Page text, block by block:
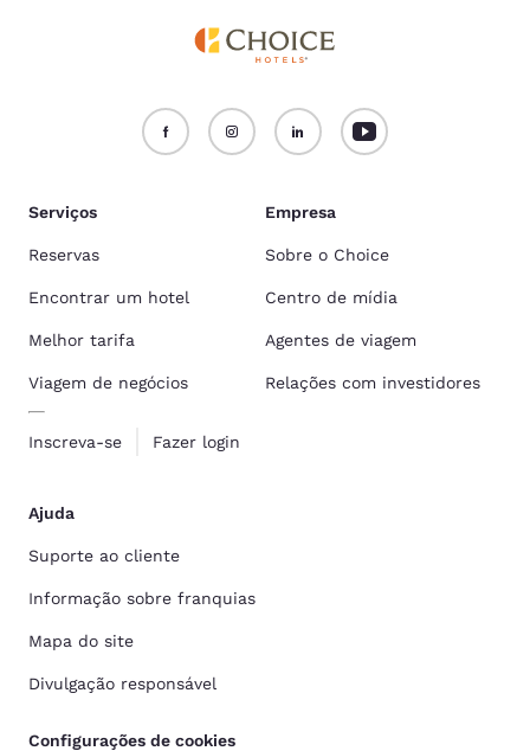
Serviços
Reservas
Encontrar um hotel
Melhor tarifa
Viagem de negócios
Inscreva-se Fazer login
Empresa
Sobre o Choice
Centro de mídia
Agentes de viagem
Relações com investidores
Ajuda
Suporte ao cliente
Informação sobre franquias
Mapa do site
Divulgação responsável
Configurações de cookies